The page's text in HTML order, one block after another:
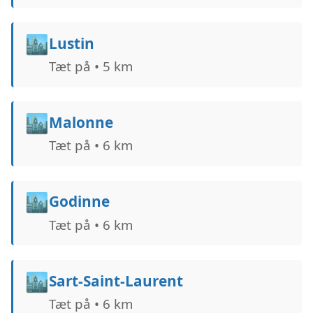
🏙️Lustin
Tæt på • 5 km
🏙️Malonne
Tæt på • 6 km
🏙️Godinne
Tæt på • 6 km
🏙️Sart-Saint-Laurent
Tæt på • 6 km